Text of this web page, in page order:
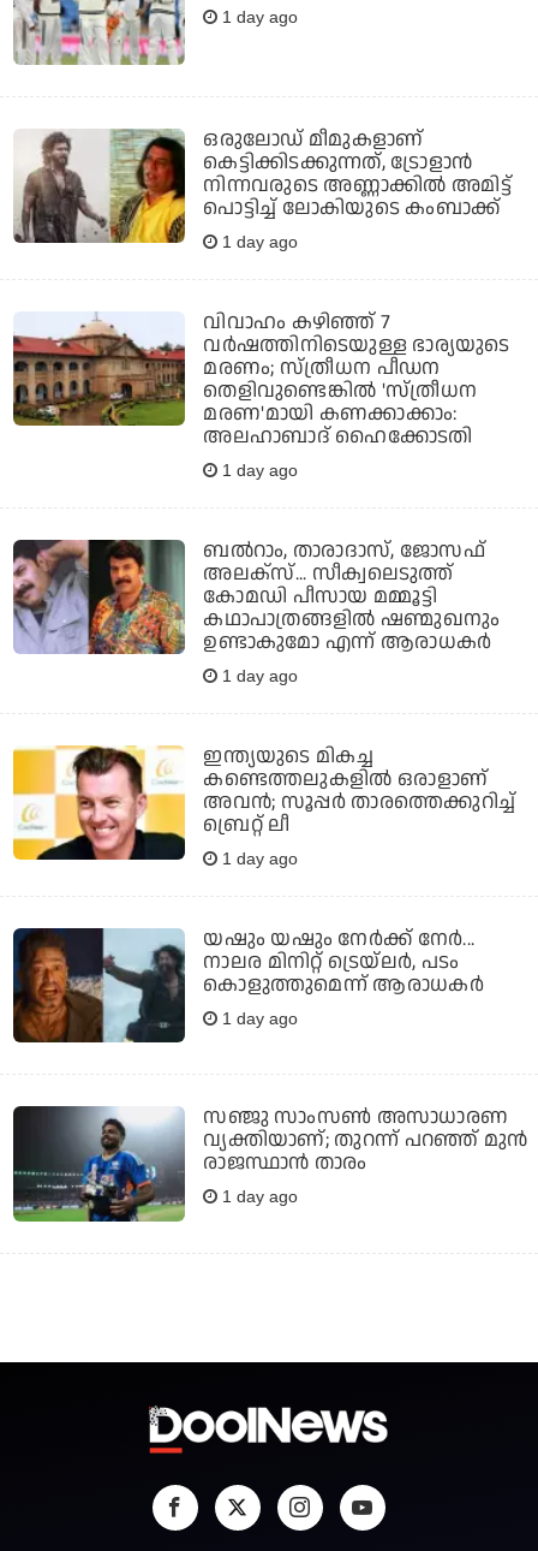
1 day ago
ഒരുലോഡ് മീമുകളാണ്
കെട്ടിക്കിടക്കുന്നത്, ട്രോളാന്‍
നിന്നവരുടെ അണ്ണാക്കില്‍ അമിട്ട്
പൊട്ടിച്ച് ലോകിയുടെ കംബാക്ക്
1 day ago
വിവാഹം കഴിഞ്ഞ് 7
വര്‍ഷത്തിനിടെയുള്ള ഭാര്യയുടെ
മരണം; സ്ത്രീധന പീഡന
തെളിവുണ്ടെങ്കില്‍ 'സ്ത്രീധന
മരണ'മായി കണക്കാക്കാം:
അലഹാബാദ് ഹൈക്കോടതി
1 day ago
ബല്‍റാം, താരാദാസ്, ജോസഫ്
അലക്‌സ്... സീക്വലെടുത്ത്
കോമഡി പീസായ മമ്മൂട്ടി
കഥാപാത്രങ്ങളില്‍ ഷണ്മുഖനും
ഉണ്ടാകുമോ എന്ന് ആരാധകര്‍
1 day ago
ഇന്ത്യയുടെ മികച്ച
കണ്ടെത്തലുകളില്‍ ഒരാളാണ്
അവന്‍; സൂപ്പര്‍ താരത്തെക്കുറിച്ച്
ബ്രെറ്റ് ലീ
1 day ago
യഷും യഷും നേര്‍ക്ക് നേര്‍...
നാലര മിനിറ്റ് ട്രെയ്‌ലര്‍, പടം
കൊളുത്തുമെന്ന് ആരാധകര്‍
1 day ago
സഞ്ജു സാംസണ്‍ അസാധാരണ
വ്യക്തിയാണ്; തുറന്ന് പറഞ്ഞ് മുന്‍
രാജസ്ഥാന്‍ താരം
1 day ago